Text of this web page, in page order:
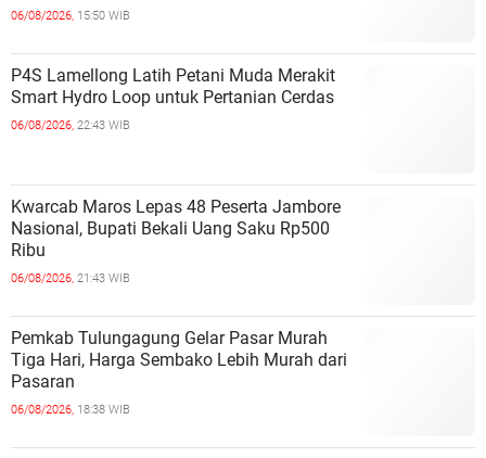
06/08/2026, 15:50 WIB
P4S Lamellong Latih Petani Muda Merakit
Smart Hydro Loop untuk Pertanian Cerdas
06/08/2026, 22:43 WIB
Kwarcab Maros Lepas 48 Peserta Jambore
Nasional, Bupati Bekali Uang Saku Rp500
Ribu
06/08/2026, 21:43 WIB
Pemkab Tulungagung Gelar Pasar Murah
Tiga Hari, Harga Sembako Lebih Murah dari
Pasaran
06/08/2026, 18:38 WIB